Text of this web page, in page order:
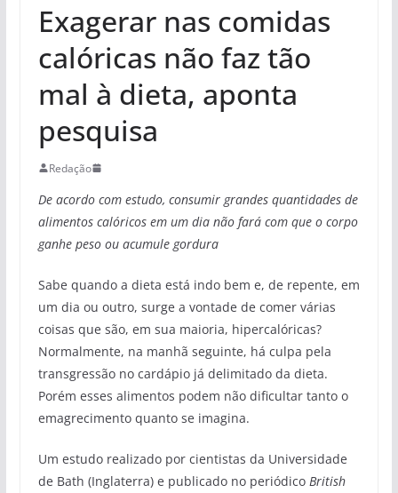
Exagerar nas comidas
calóricas não faz tão
mal à dieta, aponta
pesquisa
Redação
De acordo com estudo, consumir grandes quantidades de
alimentos calóricos em um dia não fará com que o corpo
ganhe peso ou acumule gordura
Sabe quando a dieta está indo bem e, de repente, em
um dia ou outro, surge a vontade de comer várias
coisas que são, em sua maioria, hipercalóricas?
Normalmente, na manhã seguinte, há culpa pela
transgressão no cardápio já delimitado da dieta.
Porém esses alimentos podem não dificultar tanto o
emagrecimento quanto se imagina.
Um estudo realizado por cientistas da Universidade
de Bath (Inglaterra) e publicado no periódico British